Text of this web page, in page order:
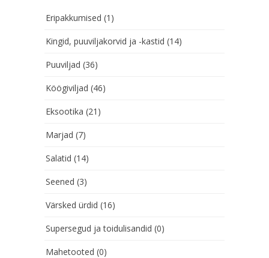
Eripakkumised (1)
Kingid, puuviljakorvid ja -kastid (14)
Puuviljad (36)
Köögiviljad (46)
Eksootika (21)
Marjad (7)
Salatid (14)
Seened (3)
Värsked ürdid (16)
Supersegud ja toidulisandid (0)
Mahetooted (0)